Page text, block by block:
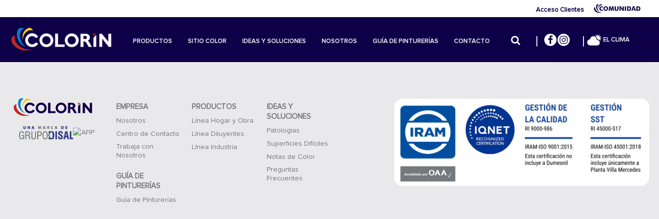
Acceso Clientes
PRODUCTOS SITIO COLOR IDEAS Y SOLUCIONES NOSOTROS GUÍA DE PINTURERÍAS CONTACTO EL CLIMA
EMPRESA
Nosotros
Centro de Contacto
Trabaja con
Nosotros
GUÍA DE
PINTURERÍAS
Guía de Pinturerías
PRODUCTOS
Línea Hogar y Obra
Línea Diluyentes
Línea Industria
IDEAS Y
SOLUCIONES
Patologías
Superficies Difíciles
Notas de Color
Preguntas
Frecuentes